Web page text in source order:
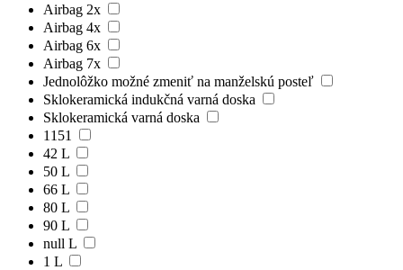
Airbag 2x
Airbag 4x
Airbag 6x
Airbag 7x
Jednolôžko možné zmeniť na manželskú posteľ
Sklokeramická indukčná varná doska
Sklokeramická varná doska
1151
42 L
50 L
66 L
80 L
90 L
null L
1 L